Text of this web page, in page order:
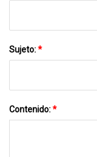
Sujeto:*
Contenido:*